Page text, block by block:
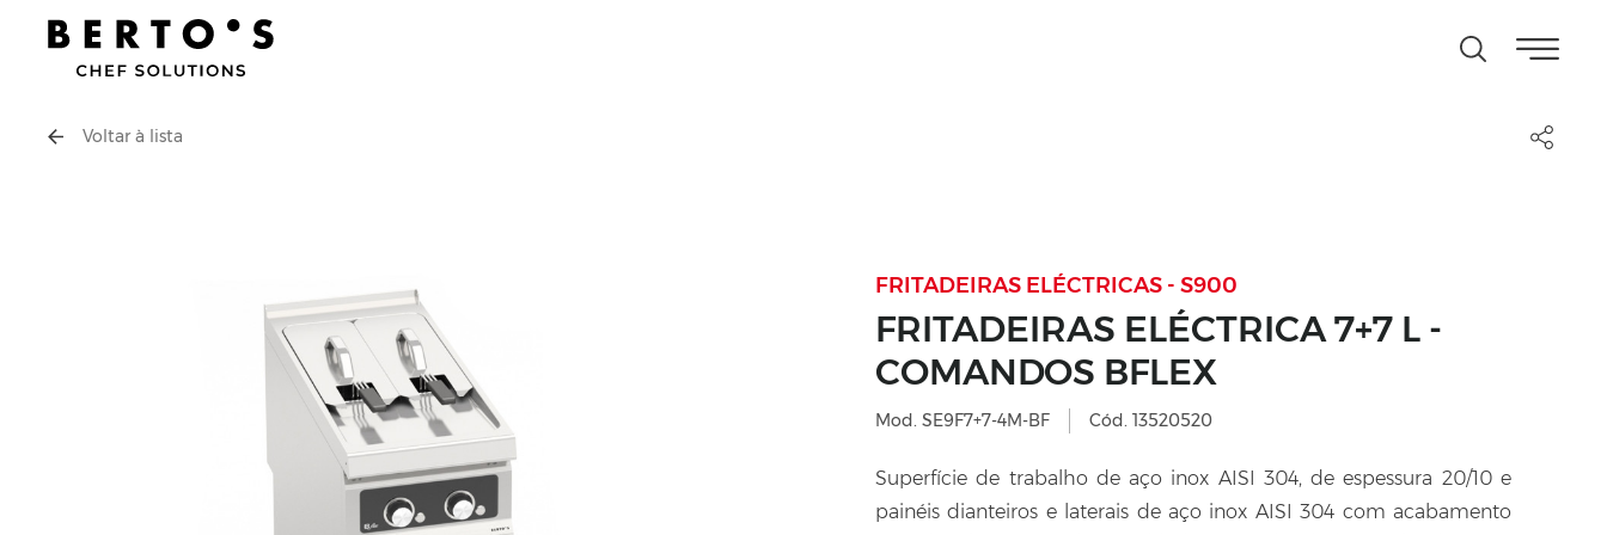
Voltar à lista
FRITADEIRAS ELÉCTRICAS - S900
FRITADEIRAS ELÉCTRICA 7+7 L -
COMANDOS BFLEX
Mod. SE9F7+7-4M-BF Cód. 13520520
Superfície de trabalho de aço inox AISI 304, de espessura 20/10 e
painéis dianteiros e laterais de aço inox AISI 304 com acabamento